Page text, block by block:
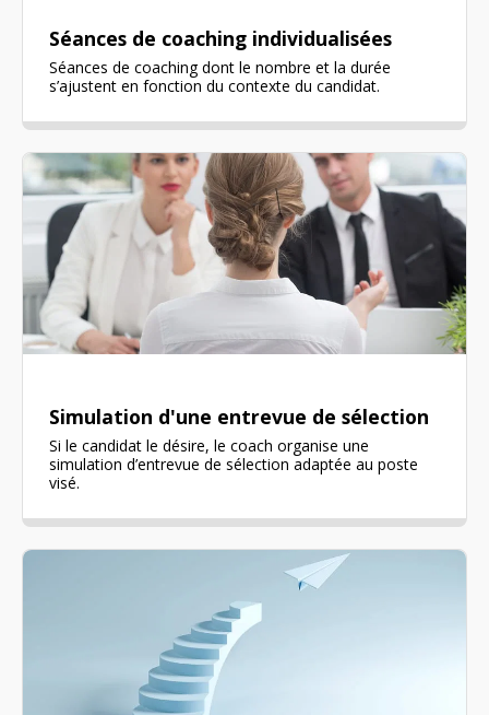
Séances de coaching individualisées
Séances de coaching dont le nombre et la durée
s’ajustent en fonction du contexte du candidat.
Simulation d'une entrevue de sélection
Si le candidat le désire, le coach organise une
simulation d’entrevue de sélection adaptée au poste
visé.